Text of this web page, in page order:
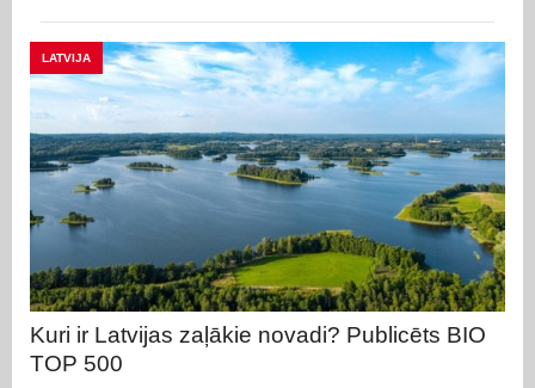
LATVIJA
Kuri ir Latvijas zaļākie novadi? Publicēts BIO
TOP 500